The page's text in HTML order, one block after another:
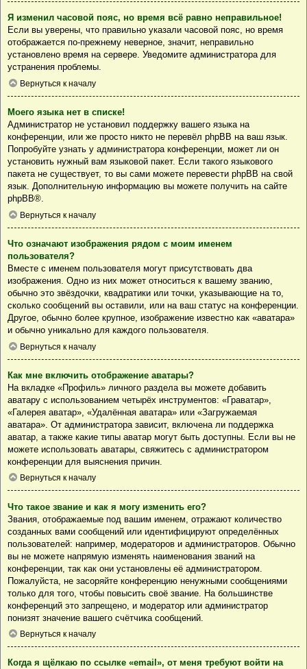
Я изменил часовой пояс, но время всё равно неправильное!
Если вы уверены, что правильно указали часовой пояс, но время
отображается по-прежнему неверное, значит, неправильно
установлено время на сервере. Уведомите администратора для
устранения проблемы.
Вернуться к началу
Моего языка нет в списке!
Администратор не установил поддержку вашего языка на
конференции, или же просто никто не перевёл phpBB на ваш язык.
Попробуйте узнать у администратора конференции, может ли он
установить нужный вам языковой пакет. Если такого языкового
пакета не существует, то вы сами можете перевести phpBB на свой
язык. Дополнительную информацию вы можете получить на сайте
phpBB®.
Вернуться к началу
Что означают изображения рядом с моим именем
пользователя?
Вместе с именем пользователя могут присутствовать два
изображения. Одно из них может относиться к вашему званию,
обычно это звёздочки, квадратики или точки, указывающие на то,
сколько сообщений вы оставили, или на ваш статус на конференции.
Другое, обычно более крупное, изображение известно как «аватара»
и обычно уникально для каждого пользователя.
Вернуться к началу
Как мне включить отображение аватары?
На вкладке «Профиль» личного раздела вы можете добавить
аватару с использованием четырёх инструментов: «Граватар»,
«Галерея аватар», «Удалённая аватара» или «Загружаемая
аватара». От администратора зависит, включена ли поддержка
аватар, а также какие типы аватар могут быть доступны. Если вы не
можете использовать аватары, свяжитесь с администратором
конференции для выяснения причин.
Вернуться к началу
Что такое звание и как я могу изменить его?
Звания, отображаемые под вашим именем, отражают количество
созданных вами сообщений или идентифицируют определённых
пользователей: например, модераторов и администраторов. Обычно
вы не можете напрямую изменять наименования званий на
конференции, так как они установлены её администратором.
Пожалуйста, не засоряйте конференцию ненужными сообщениями
только для того, чтобы повысить своё звание. На большинстве
конференций это запрещено, и модератор или администратор
понизят значение вашего счётчика сообщений.
Вернуться к началу
Когда я щёлкаю по ссылке «email», от меня требуют войти на